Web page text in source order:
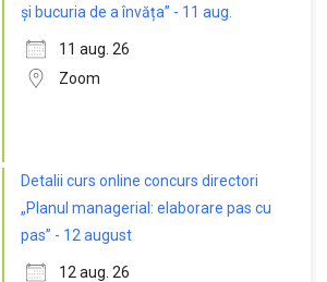
și bucuria de a învăța” - 11 aug.
11 aug. 26
Zoom
Detalii curs online concurs directori
„Planul managerial: elaborare pas cu
pas” - 12 august
12 aug. 26